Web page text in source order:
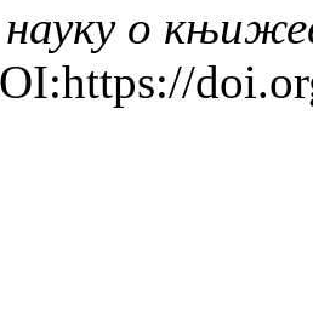
науку о